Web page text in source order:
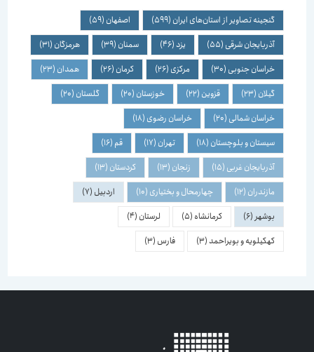
گنجینه تصاویر از استان‌های ایران(599) اصفهان(59)
آذربایجان شرقی(55)
(46) سمنان(39) هرمزگان(31)
خراسان جنوبی(30) مرکزی(26) کرمان(26) همدان(23)
گیلان(23) قزوین(22) خوزستان(20) گلستان(20)
خراسان شمالی(20) خراسان رضوی(18)
سیستان و بلوچستان(18) تهران(17)
(16)
آذربایجان غربی(15) زنجان(13) کردستان(13)
مازندران(12) چهارمحال و بختیاری(10) اردبیل(7)
بوشهر(6) کرمانشاه(5) لرستان(4)
کهکیلویه و بویراحمد(3) فارس(3)